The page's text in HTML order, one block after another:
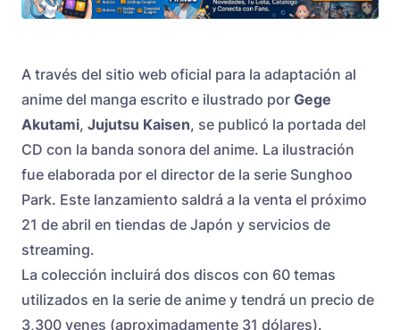
A través del sitio web oficial para la adaptación al
anime del manga escrito e ilustrado por Gege
Akutami, Jujutsu Kaisen, se publicó la portada del
CD con la banda sonora del anime. La ilustración
fue elaborada por el director de la serie Sunghoo
Park. Este lanzamiento saldrá a la venta el próximo
21 de abril en tiendas de Japón y servicios de
streaming.
La colección incluirá dos discos con 60 temas
utilizados en la serie de anime y tendrá un precio de
3,300 yenes (aproximadamente 31 dólares).